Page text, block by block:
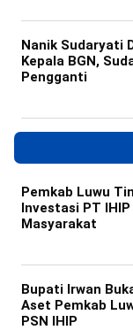
Nanik Sudaryati
Kepala BGN,
Pengganti
Pemkab Luwu
Investasi PT
Masyarakat
Bupati Irwan
Aset Pemkab
PSN IHIP